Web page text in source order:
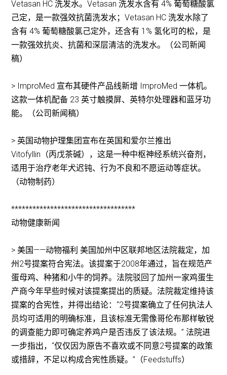
Vetasan HC 洗发水。Vetasan 洗发水含有 4% 葡萄糖酸氯
己定，是一款强效抗菌洗发水；Vetasan HC 洗发水除了
含有 4% 葡萄糖酸氯己定外，还含有 1% 氢化可的松，是
一款强效抗炎、抗菌和深层清洁的洗发水。（公司新闻
稿）
> ImproMed 宣布其硬件产品线新增 ImproMed 一体机。
这款一体机配备 23 英寸触摸屏、英特尔处理器和蓝牙功
能。（公司新闻稿）
> 英国动物护理集团宣布在英国和爱尔兰推出
Vitofyllin（丙戊茶碱），这是一种中枢神经系统兴奋剂，
适用于治疗老年犬迟钝、行为不良和不愿运动等症状。
（动物制药）
***********************************
动物健康新闻
> 美国——动物福利 美国加州中区联邦地区法院裁定，加
州2号提案符合宪法。该提案于2008年通过，旨在规范产
蛋母鸡、种猪和小牛的饲养。法院驳回了加州一家鸡蛋生
产商今年早些时候对该提案提出的质疑。法院裁定维持该
提案的合宪性，并得出结论：“2号提案确立了任何执法人
员均可适用的明确标准，且该标准无需像哥伦布那样敏锐
的调查能力即可确定养鸡户是否违反了该法规。” 法院进
一步指出，“仅仅因为原告不喜欢或不同意2号提案的政策
或措辞，不足以构成合宪性质疑。”（Feedstuffs）